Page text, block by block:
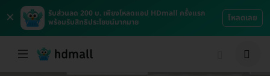
×
รับส่วนลด 200 บ. เพียงโหลดแอป HDmall ครั้งแรก
พร้อมรับสิทธิประโยชน์มากมาย
โหลดเลย